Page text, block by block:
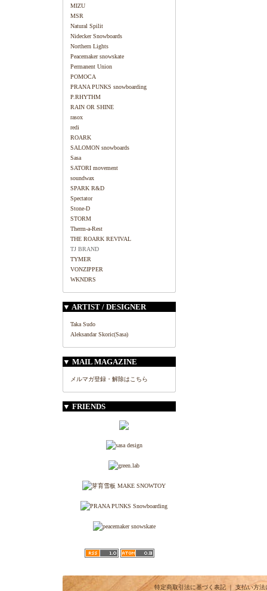
MIZU
MSR
Natural Spilit
Nidecker Snowboards
Northern Lights
Peacemaker snowskate
Permanent Union
POMOCA
PRANA PUNKS snowboarding
P.RHYTHM
RAIN OR SHINE
rasox
redi
ROARK
SALOMON snowboards
Sasa
SATORI movement
soundwax
SPARK R&D
Spectator
Stone-D
STORM
Therm-a-Rest
THE ROARK REVIVAL
TJ BRAND
TYMER
VONZIPPER
WKNDRS
▼ ARTIST / DESIGNER
Taka Sudo
Aleksandar Skoric(Sasa)
▼ MAIL MAGAZINE
メルマガ登録・解除はこちら
▼ FRIENDS
特定商取引法に基づく表記｜ 支払い方法